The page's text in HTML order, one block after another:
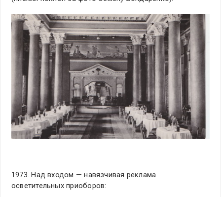
1973. Над входом — навязчивая реклама
осветительных приоборов: